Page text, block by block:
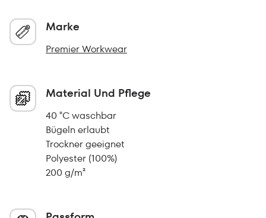
Marke
Premier Workwear
Material Und Pflege
40 °C waschbar
Bügeln erlaubt
Trockner geeignet
Polyester (100%)
200 g/m²